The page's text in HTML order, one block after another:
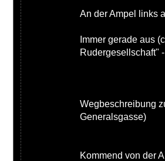
An der Ampel links
Immer gerade aus
Rudergesellschaft"
Wegbeschreibung
Generalsgasse)
Kommend von der